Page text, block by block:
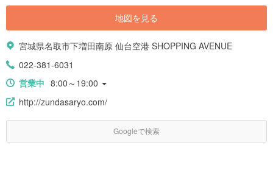
地図を見る
宮城県名取市下増田南原 仙台空港 SHOPPING AVENUE
022-381-6031
営業中 8:00～19:00
http://zundasaryo.com/
Googleで検索